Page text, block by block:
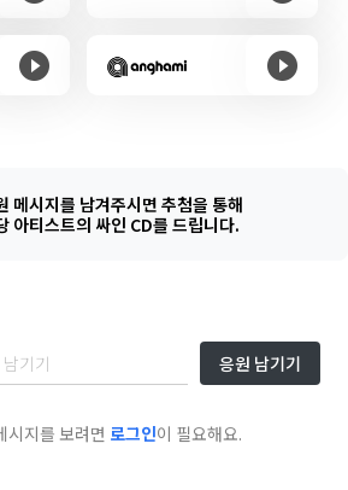
메시지를 남겨주시면 추첨을 통해
아티스트의 싸인 CD를 드립니다.
응원 남기기
시지를 보려면 로그인이 필요해요.